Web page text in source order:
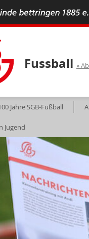
Fussball
Jahre SGB-Fußball
Jugend